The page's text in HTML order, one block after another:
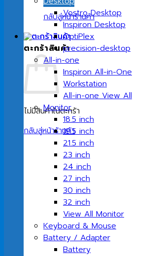
กลับสู่หน้าร้านค้า
ตะกร้าสินค้า
ไม่มีสินค้าในตะกร้า
กลับสู่หน้าร้านค้า
Vostro Desktop
Inspiron Desktop
OptiPlex
precision-desktop
All-in-one
Inspiron All-in-One
Workstation
All-in-one View All
Monitor
18.5 inch
19.5 inch
21.5 inch
23 inch
24 inch
27 inch
30 inch
32 inch
View All Monitor
Keyboard & Mouse
Battery / Adapter
Battery